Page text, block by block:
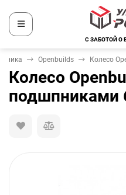
С ЗАБОТОЙ О
Openbuilds Колесо
Колесо
подшпниками